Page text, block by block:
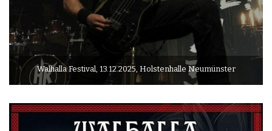
Walhalla Festival, 13.12.2025, Holstenhalle Neumünster